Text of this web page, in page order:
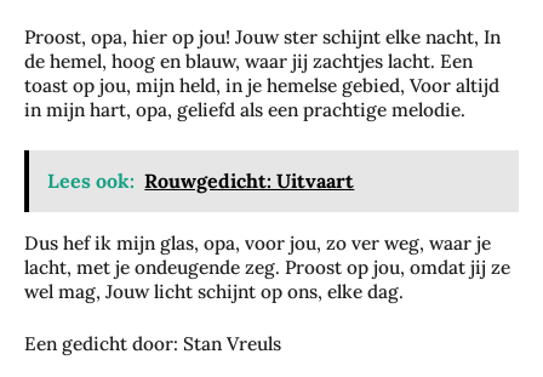
Proost, opa, hier op jou! Jouw ster schijnt elke nacht, In
de hemel, hoog en blauw, waar jij zachtjes lacht. Een
toast op jou, mijn held, in je hemelse gebied, Voor altijd
in mijn hart, opa, geliefd als een prachtige melodie.
Lees ook: Rouwgedicht: Uitvaart
Dus hef ik mijn glas, opa, voor jou, zo ver weg, waar je
lacht, met je ondeugende zeg. Proost op jou, omdat jij ze
wel mag, Jouw licht schijnt op ons, elke dag.
Een gedicht door: Stan Vreuls